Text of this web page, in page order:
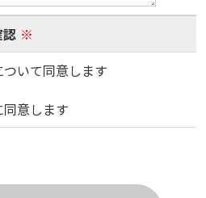
※
ついて同意します
同意します